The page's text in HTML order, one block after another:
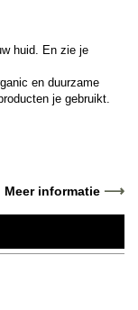
huid. En zie je
en duurzame
je gebruikt.
Meer informatie ⟶